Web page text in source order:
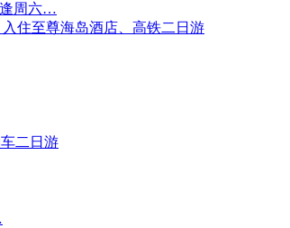
逢周六…
住至尊海岛酒店、高铁二日游
二日游